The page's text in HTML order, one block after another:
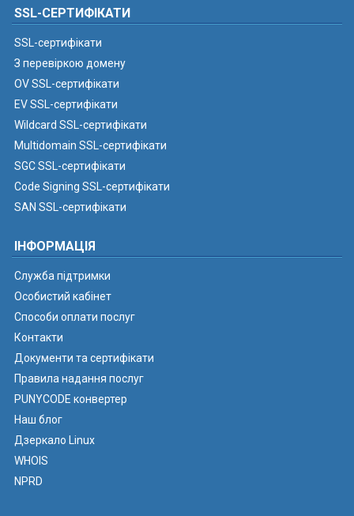
SSL-СЕРТИФІКАТИ
SSL-сертифікати
З перевіркою домену
OV SSL-сертифікати
EV SSL-сертифікати
Wildcard SSL-сертифікати
Multidomain SSL-сертифікати
SGC SSL-сертифікати
Code Signing SSL-сертифікати
SAN SSL-сертифікати
ІНФОРМАЦІЯ
Служба підтримки
Особистий кабінет
Способи оплати послуг
Контакти
Документи та сертифікати
Правила надання послуг
PUNYCODE конвертер
Наш блог
Дзеркало Linux
WHOIS
NPRD